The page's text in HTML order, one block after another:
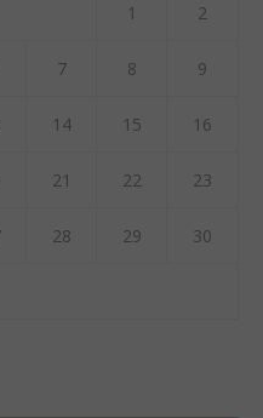
1 2
7 8 9
14 15 16
21 22 23
28 29 30